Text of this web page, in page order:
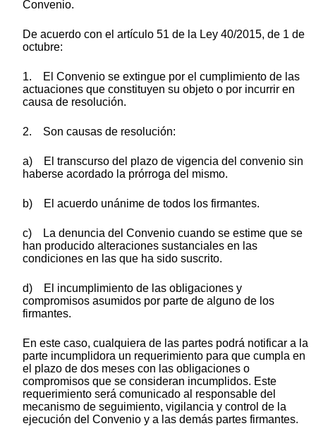
Convenio.
De acuerdo con el artículo 51 de la Ley 40/2015, de 1 de
octubre:
1. El Convenio se extingue por el cumplimiento de las
actuaciones que constituyen su objeto o por incurrir en
causa de resolución.
2. Son causas de resolución:
a) El transcurso del plazo de vigencia del convenio sin
haberse acordado la prórroga del mismo.
b) El acuerdo unánime de todos los firmantes.
c) La denuncia del Convenio cuando se estime que se
han producido alteraciones sustanciales en las
condiciones en las que ha sido suscrito.
d) El incumplimiento de las obligaciones y
compromisos asumidos por parte de alguno de los
firmantes.
En este caso, cualquiera de las partes podrá notificar a la
parte incumplidora un requerimiento para que cumpla en
el plazo de dos meses con las obligaciones o
compromisos que se consideran incumplidos. Este
requerimiento será comunicado al responsable del
mecanismo de seguimiento, vigilancia y control de la
ejecución del Convenio y a las demás partes firmantes.